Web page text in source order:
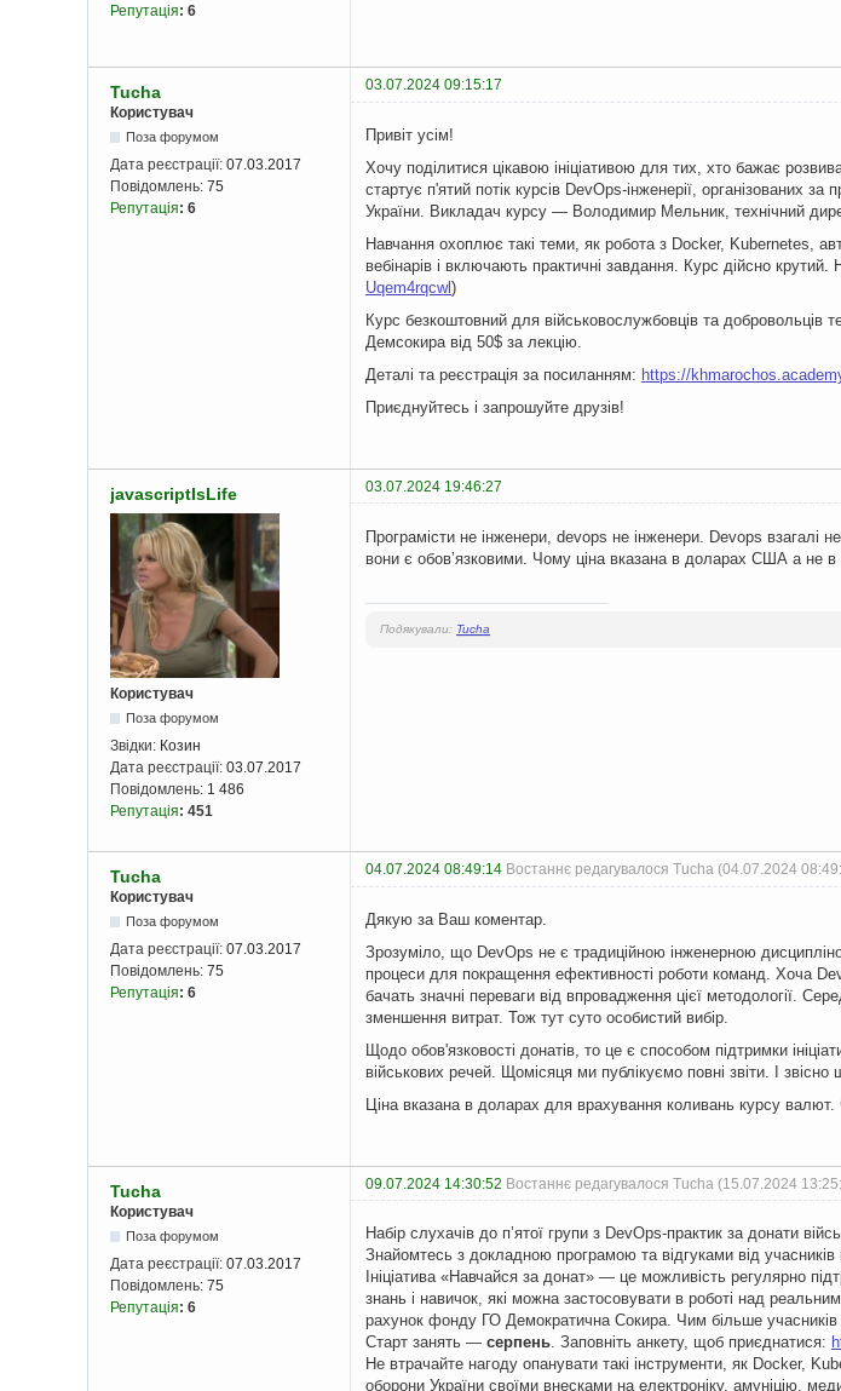
Репутація: 6
Tucha
03.07.2024 09:15:17
Користувач
Поза форумом
Дата реєстрації: 07.03.2017
Повідомлень: 75
Репутація: 6
Привіт усім!
Хочу поділитися цікавою ініціативою для тих, хто бажає
стартує п'ятий потік курсів DevOps-інженерії, організованих
України. Викладач курсу — Володимир Мельник, технічний
Навчання охоплює такі теми, як робота з Docker, Kubernetes,
вебінарів і включають практичні завдання. Курс дійсно
Uqem4rqcwl)
Курс безкоштовний для військовослужбовців та добровольців
Демсокира від 50$ за лекцію.
Деталі та реєстрація за посиланням: https://
Приєднуйтесь і запрошуйте друзів!
javascriptIsLife 03.07.2024 19:46:27
Користувач
Поза форумом
Звідки: Козин
Дата реєстрації: 03.07.2017
Повідомлень: 1 486
Репутація: 451
Програмісти не інженери, devops не інженери. Devops взагалі
вони є обовʼязковими. Чому ціна вказана в доларах США а не в
Подякували: Tucha
Tucha 04.07.2024 08:49:14 Востаннє редагувалося Tucha (04.07.2024
Користувач
Поза форумом
Дата реєстрації: 07.03.2017
Повідомлень: 75
Репутація: 6
Дякую за Ваш коментар.
Зрозуміло, що DevOps не є традиційною інженерною
процеси для покращення ефективності роботи команд. Хоча
бачать значні переваги від впровадження цієї методології.
зменшення витрат. Тож тут суто особистий вибір.
Щодо обов'язковості донатів, то це є способом підтримки
військових речей. Щомісяця ми публікуємо повні звіти. І
Ціна вказана в доларах для врахування коливань курсу
Tucha 09.07.2024 14:30:52 Востаннє редагувалося Tucha (15.07.2024
Користувач
Поза форумом
Дата реєстрації: 07.03.2017
Повідомлень: 75
Репутація: 6
Набір слухачів до п’ятої групи з DevOps-практик за донати
Знайомтесь з докладною програмою та відгуками від учасників
Ініціатива «Навчайся за донат» — це можливість регулярно
знань і навичок, які можна застосовувати в роботі над
рахунок фонду ГО Демократична Сокира. Чим більше
Старт занять — серпень. Заповніть анкету, щоб приєднатися:
Не втрачайте нагоду опанувати такі інструменти, як Docker,
оборони України своїми внесками на електроніку, амуніцію,